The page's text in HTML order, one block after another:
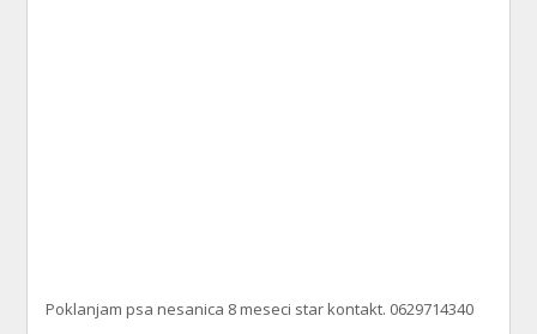
Poklanjam psa nesanica 8 meseci star kontakt. 0629714340